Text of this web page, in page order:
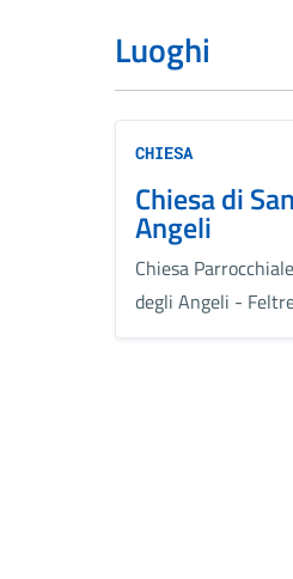
Luoghi
CHIESA
Chiesa di
Angeli
Chiesa
degli Angeli -